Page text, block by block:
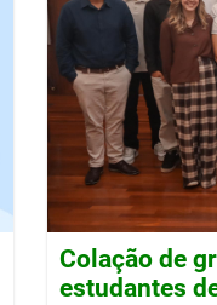
Colação de
estudantes